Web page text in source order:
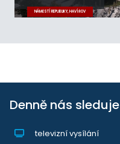
NÁMĚSTÍ REPUBLIKY, HAVÍŘOV
Denně nás sleduje
televizní vysílání